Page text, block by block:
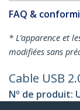
FAQ &
* L’apparence et
modifiées sans
Cable USB
Nº de produit: